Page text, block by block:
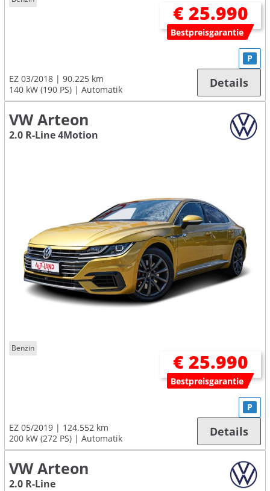
€ 25.990
Bestpreisgarantie
EZ 03/2018
90.225 km
140 kW (190 PS)
Automatik
P
Details
VW Arteon
2.0 R-Line 4Motion
Benzin
€ 25.990
Bestpreisgarantie
EZ 05/2019
124.552 km
200 kW (272 PS)
Automatik
P
Details
VW Arteon
2.0 R-Line